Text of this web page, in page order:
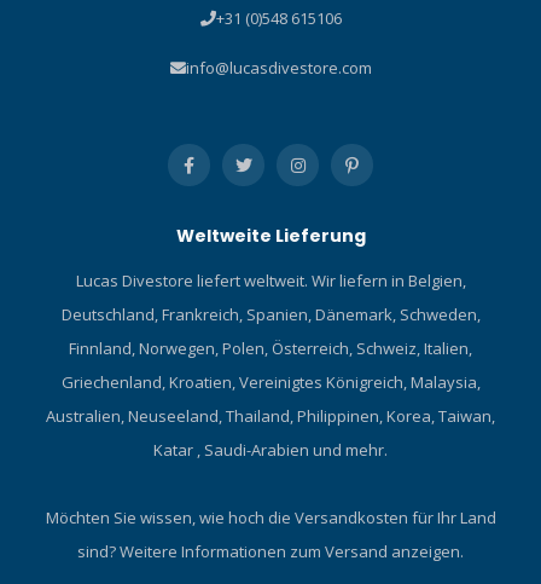
+31 (0)548 615106
info@lucasdivestore.com
Weltweite Lieferung
Lucas Divestore liefert weltweit. Wir liefern in Belgien,
Deutschland, Frankreich, Spanien, Dänemark, Schweden,
Finnland, Norwegen, Polen, Österreich, Schweiz, Italien,
Griechenland, Kroatien, Vereinigtes Königreich, Malaysia,
Australien, Neuseeland, Thailand, Philippinen, Korea, Taiwan,
Katar , Saudi-Arabien und mehr.
Möchten Sie wissen, wie hoch die Versandkosten für Ihr Land
sind?Weitere Informationen zum Versand anzeigen.